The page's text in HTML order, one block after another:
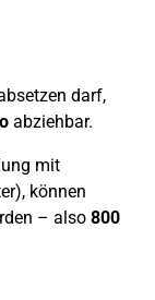
darf,
abziehbar.
mit
können
– also 800